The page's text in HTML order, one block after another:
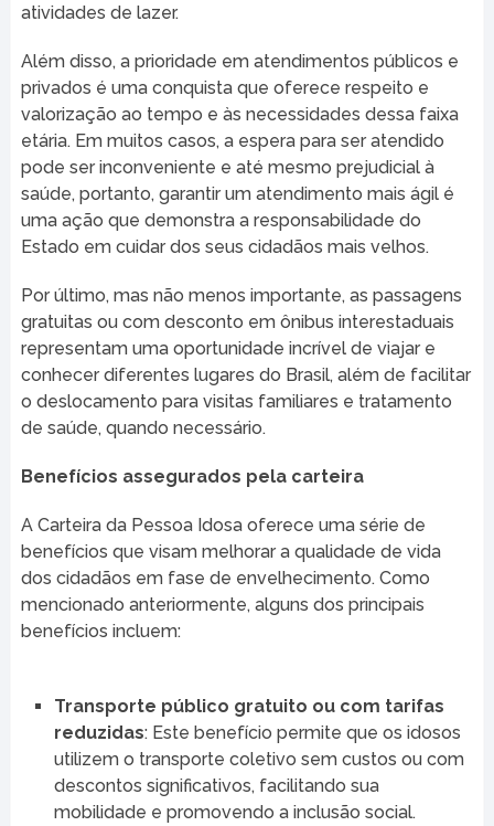
atividades de lazer.
Além disso, a prioridade em atendimentos públicos e
privados é uma conquista que oferece respeito e
valorização ao tempo e às necessidades dessa faixa
etária. Em muitos casos, a espera para ser atendido
pode ser inconveniente e até mesmo prejudicial à
saúde, portanto, garantir um atendimento mais ágil é
uma ação que demonstra a responsabilidade do
Estado em cuidar dos seus cidadãos mais velhos.
Por último, mas não menos importante, as passagens
gratuitas ou com desconto em ônibus interestaduais
representam uma oportunidade incrível de viajar e
conhecer diferentes lugares do Brasil, além de facilitar
o deslocamento para visitas familiares e tratamento
de saúde, quando necessário.
Benefícios assegurados pela carteira
A Carteira da Pessoa Idosa oferece uma série de
benefícios que visam melhorar a qualidade de vida
dos cidadãos em fase de envelhecimento. Como
mencionado anteriormente, alguns dos principais
benefícios incluem:
Transporte público gratuito ou com tarifas
reduzidas: Este benefício permite que os idosos
utilizem o transporte coletivo sem custos ou com
descontos significativos, facilitando sua
mobilidade e promovendo a inclusão social.